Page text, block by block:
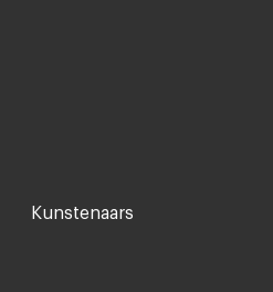
Kunstenaars